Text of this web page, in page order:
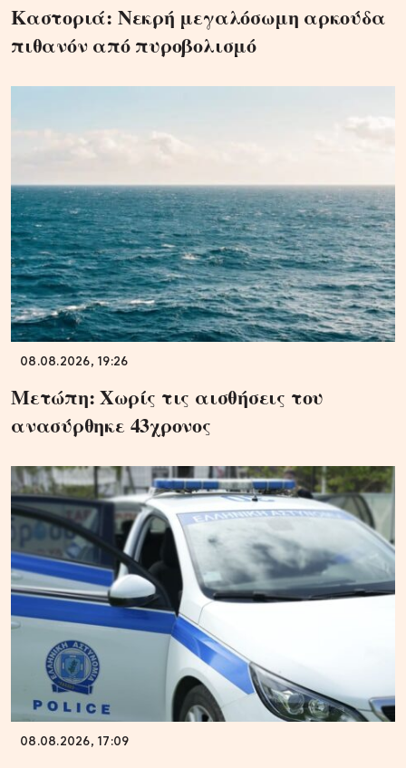
Καστοριά: Νεκρή μεγαλόσωμη αρκούδα
πιθανόν από πυροβολισμό
08.08.2026, 19:26
Μετώπη: Χωρίς τις αισθήσεις του
ανασύρθηκε 43χρονος
08.08.2026, 17:09